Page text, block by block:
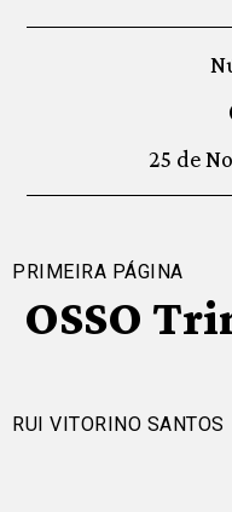
25 de
PRIMEIRA PÁGINA
OSSO
RUI VITORINO SANTOS